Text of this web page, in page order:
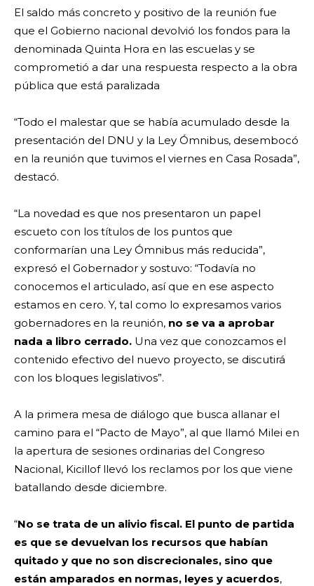
El saldo más concreto y positivo de la reunión fue
que el Gobierno nacional devolvió los fondos para la
denominada Quinta Hora en las escuelas y se
comprometió a dar una respuesta respecto a la obra
pública que está paralizada
“Todo el malestar que se había acumulado desde la
presentación del DNU y la Ley Ómnibus, desembocó
en la reunión que tuvimos el viernes en Casa Rosada”,
destacó.
“La novedad es que nos presentaron un papel
escueto con los títulos de los puntos que
conformarían una Ley Ómnibus más reducida”,
expresó el Gobernador y sostuvo: “Todavía no
conocemos el articulado, así que en ese aspecto
estamos en cero. Y, tal como lo expresamos varios
gobernadores en la reunión, no se va a aprobar
nada a libro cerrado. Una vez que conozcamos el
contenido efectivo del nuevo proyecto, se discutirá
con los bloques legislativos”.
A la primera mesa de diálogo que busca allanar el
camino para el “Pacto de Mayo”, al que llamó Milei en
la apertura de sesiones ordinarias del Congreso
Nacional, Kicillof llevó los reclamos por los que viene
batallando desde diciembre.
“No se trata de un alivio fiscal. El punto de partida
es que se devuelvan los recursos que habían
quitado y que no son discrecionales, sino que
están amparados en normas, leyes y acuerdos,